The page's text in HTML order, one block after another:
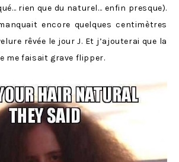
rien que du naturel… enfin presque).
encore quelques centimètres
rêvée le jour J. Et j’ajouterai que la
me faisait grave flipper.